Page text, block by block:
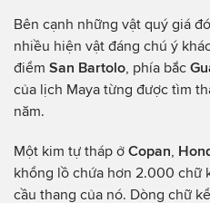
Bên cạnh những vật quý giá
nhiều hiện vật đáng chú ý
điểm San Bartolo , phía bắc
của lịch Maya từng được tìm
năm.
Một kim tự tháp ở Copan
khổng lồ chứa hơn 2.000 chữ
cầu thang của nó. Dòng chữ